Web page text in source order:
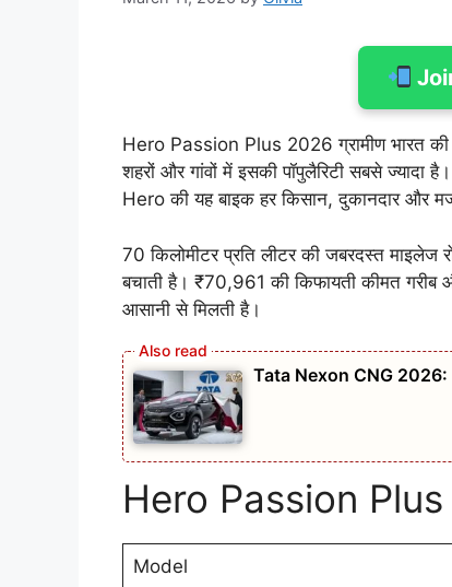
Hero Passion Plus 2026 ग्रामीण भारत
शहरों और गांवों में इसकी पॉपुलैरिटी सबसे
Hero की यह बाइक हर किसान, दुकानदार और
70 किलोमीटर प्रति लीटर की जबरदस्त
बचाती है। ₹70,961 की किफायती कीमत गरीब
आसानी से मिलती है।
Tata Nexon CNG 2026:
Hero Passion
Model